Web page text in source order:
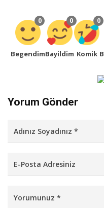
0
Begendim
0
Bayildim
0
Komik
Yorum Gönder